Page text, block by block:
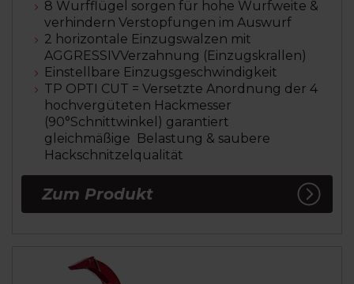
8 Wurfflügel sorgen für hohe Wurfweite &
verhindern Verstopfungen im Auswurf
2 horizontale Einzugswalzen mit
AGGRESSIVVerzahnung (Einzugskrallen)
Einstellbare Einzugsgeschwindigkeit
TP OPTI CUT = Versetzte Anordnung der 4
hochvergüteten Hackmesser
(90°Schnittwinkel) garantiert
gleichmäßige Belastung & saubere
Hackschnitzelqualität
Zum Produkt